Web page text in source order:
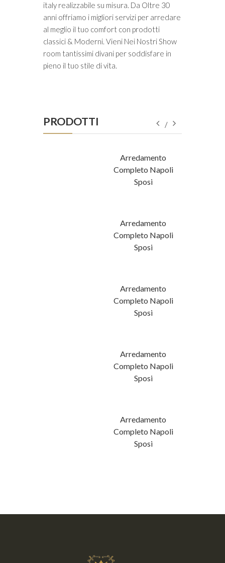
italy realizzabile su misura. Da Oltre 30
anni offriamo i migliori servizi per arredare
al meglio il tuo comfort con prodotti
classici & Moderni. Vieni Nei Nostri Show
room tantissimi divani per soddisfare in
pieno il tuo stile di vita.
PRODOTTI
Arredamento
Completo Napoli
Sposi
Arredamento
Completo Napoli
Sposi
Arredamento
Completo Napoli
Sposi
Arredamento
Completo Napoli
Sposi
Arredamento
Completo Napoli
Sposi